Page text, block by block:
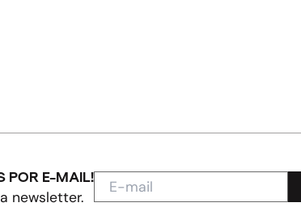
POR E-MAIL!
newsletter.